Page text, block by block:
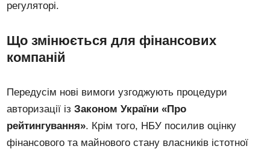
регуляторі.
Що змінюється для фінансових
компаній
Передусім нові вимоги узгоджують процедури
авторизації ізЗаконом України «Про
рейтингування». Крім того, НБУ посилив оцінку
фінансового та майнового стану власників істотної